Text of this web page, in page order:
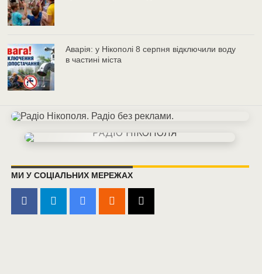
Аварія: у Нікополі 8 серпня відключили воду
в частині міста
МИ У СОЦІАЛЬНИХ МЕРЕЖАХ